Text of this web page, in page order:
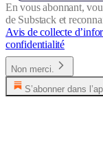
En vous abonnant,
de Substack et
Avis de collecte
confidentialité
Non merci.
S’abonner dans